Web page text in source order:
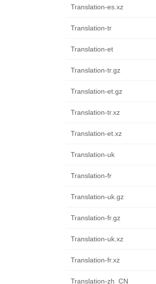
Translation-es.xz
Translation-tr
Translation-et
Translation-tr.gz
Translation-et.gz
Translation-tr.xz
Translation-et.xz
Translation-uk
Translation-fr
Translation-uk.gz
Translation-fr.gz
Translation-uk.xz
Translation-fr.xz
Translation-zh_CN